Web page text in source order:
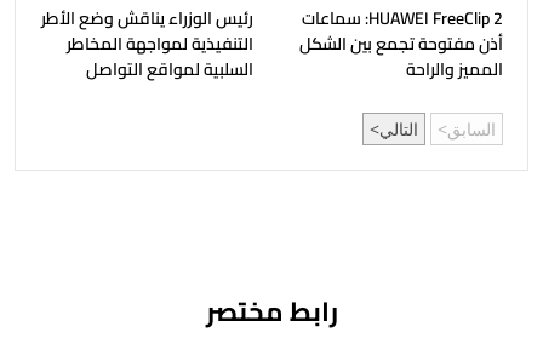
HUAWEI FreeClip 2: سماعات
أذن مفتوحة تجمع بين الشكل
المميز والراحة
رئيس الوزراء يناقش وضع الأطر
التنفيذية لمواجهة المخاطر
السلبية لمواقع التواصل
السابق التالي
رابط مختصر